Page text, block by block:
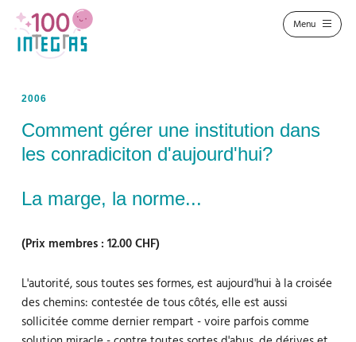
2006
Comment gérer une institution dans
les conradiciton d'aujourd'hui?
La marge, la norme...
(Prix membres : 12.00 CHF)
L'autorité, sous toutes ses formes, est aujourd'hui à la croisée
des chemins: contestée de tous côtés, elle est aussi
sollicitée comme dernier rempart - voire parfois comme